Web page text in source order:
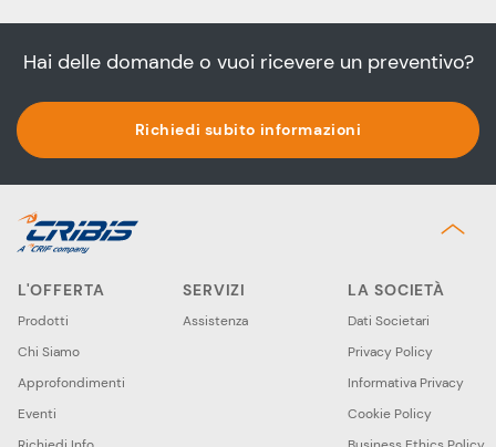
Hai delle domande o vuoi ricevere un preventivo?
Richiedi subito informazioni
L'OFFERTA
Prodotti
Chi Siamo
Approfondimenti
Eventi
SERVIZI
Assistenza
LA SOCIETÀ
Dati Societari
Privacy Policy
Informativa Privacy
Cookie Policy